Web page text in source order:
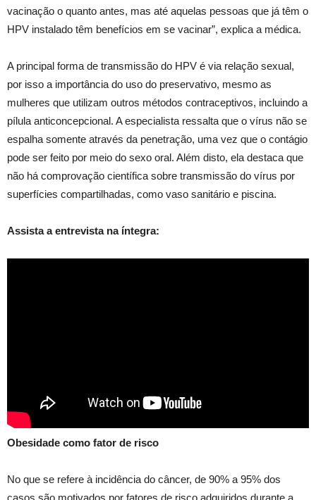
vacinação o quanto antes, mas até aquelas pessoas que já têm o
HPV instalado têm benefícios em se vacinar”, explica a médica.
A principal forma de transmissão do HPV é via relação sexual,
por isso a importância do uso do preservativo, mesmo as
mulheres que utilizam outros métodos contraceptivos, incluindo a
pílula anticoncepcional. A especialista ressalta que o vírus não se
espalha somente através da penetração, uma vez que o contágio
pode ser feito por meio do sexo oral. Além disto, ela destaca que
não há comprovação científica sobre transmissão do vírus por
superfícies compartilhadas, como vaso sanitário e piscina.
Assista a entrevista na íntegra:
Obesidade como fator de risco
No que se refere à incidência do câncer, de 90% a 95% dos
casos são motivados por fatores de risco adquiridos durante a